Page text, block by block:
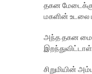
தகன
மகளின் உடலை
அந்த தகன
சிறுமியின்